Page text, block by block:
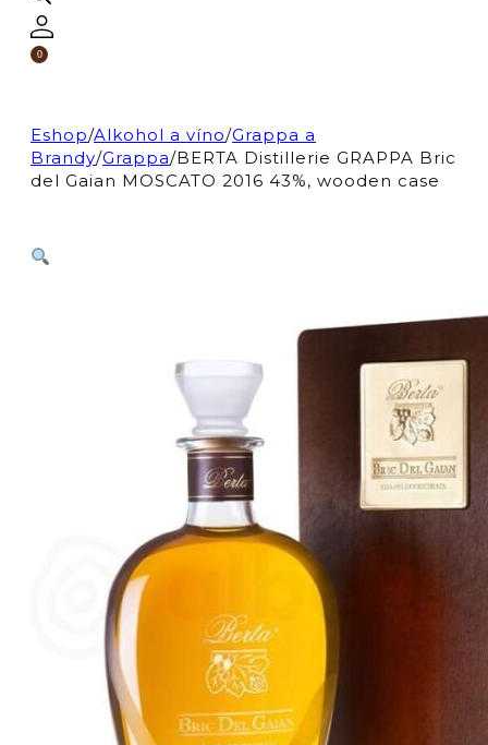
0
Eshop/Alkohol a víno/Grappa a
Brandy/Grappa/BERTA Distillerie GRAPPA Bric
del Gaian MOSCATO 2016 43%, wooden case